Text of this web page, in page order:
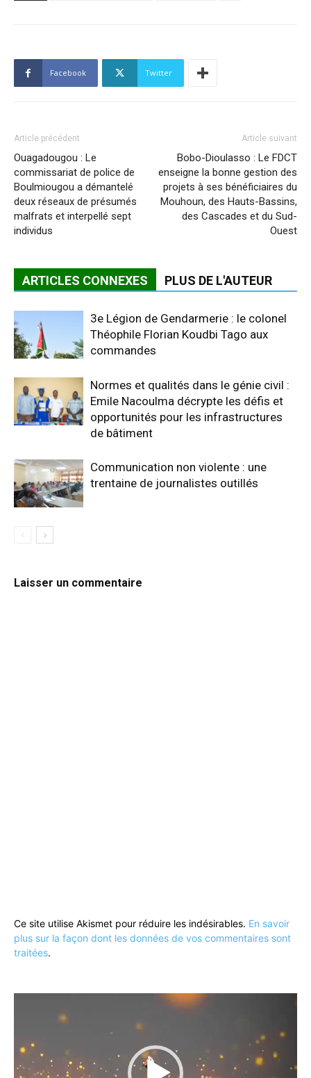
Facebook Twitter
Article précédent
Ouagadougou : Le
commissariat de police de
Boulmiougou a démantelé
deux réseaux de présumés
malfrats et interpellé sept
individus
Article suivant
Bobo-Dioulasso : Le FDCT
enseigne la bonne gestion des
projets à ses bénéficiaires du
Mouhoun, des Hauts-Bassins,
des Cascades et du Sud-
Ouest
ARTICLES CONNEXES PLUS DE L'AUTEUR
3e Légion de Gendarmerie : le colonel
Théophile Florian Koudbi Tago aux
commandes
Normes et qualités dans le génie civil :
Emile Nacoulma décrypte les défis et
opportunités pour les infrastructures
de bâtiment
Communication non violente : une
trentaine de journalistes outillés
Laisser un commentaire
Ce site utilise Akismet pour réduire les indésirables. En savoir
plus sur la façon dont les données de vos commentaires sont
traitées.